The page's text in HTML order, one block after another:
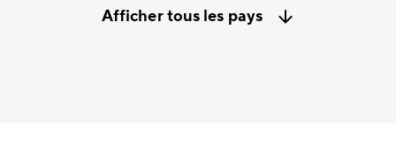
Afficher tous les pays